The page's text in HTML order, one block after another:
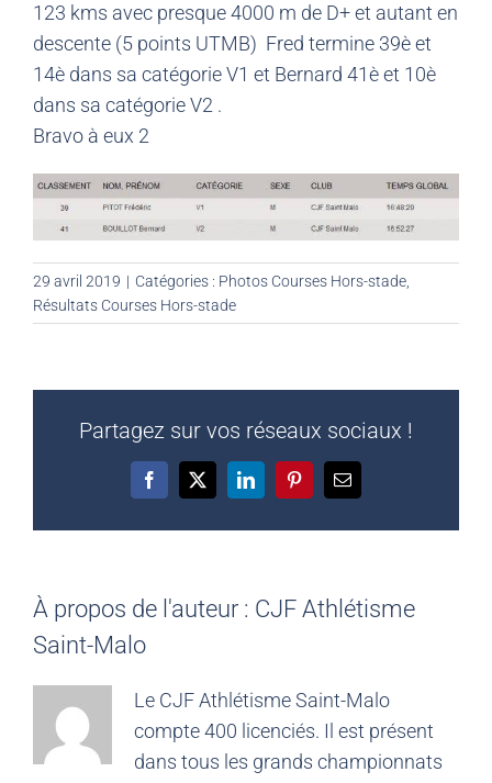
123 kms avec presque 4000 m de D+ et autant en
descente (5 points UTMB) Fred termine 39è et
14è dans sa catégorie V1 et Bernard 41è et 10è
dans sa catégorie V2 .
Bravo à eux 2
29 avril 2019 | Catégories : Photos Courses Hors-stade
Résultats Courses Hors-stade
Partagez sur vos réseaux sociaux !
Facebook
X LinkedInPinterestEmail
À propos de l'auteur : CJF Athlétisme
Saint-Malo
Le CJF Athlétisme Saint-Malo
compte 400 licenciés. Il est présent
dans tous les grands championnats